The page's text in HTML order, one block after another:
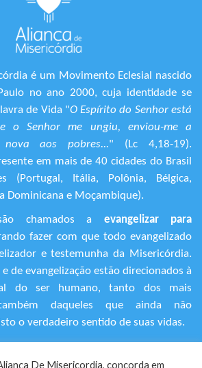
é um Movimento Eclesial nascido
no ano 2000, cuja identidade se
de Vida "O Espírito do Senhor está
o Senhor me ungiu, enviou-me a
aos pobres..." (Lc 4,18-19).
em mais de 40 cidades do Brasil
(Portugal, Itália, Polônia, Bélgica,
Dominicana e Moçambique).
chamados a evangelizar para
fazer com que todo evangelizado
e testemunha da Misericórdia.
de evangelização estão direcionados à
do ser humano, tanto dos mais
daqueles que ainda não
o verdadeiro sentido de suas vidas.
De Misericordia, concorda em